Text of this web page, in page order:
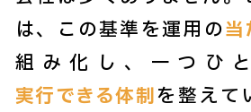
は、この基準を運用の当
組み化し、一つひ
実行できる体制を整えて